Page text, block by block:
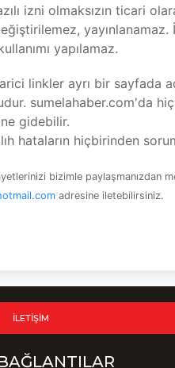
izni olmaksızın ticari
yapılamaz.
linkler ayrı bir sayfada
sumelahaber.com'da
gidebilir.
hataların hiçbirinden
bizimle paylaşmanızdan
adresine iletebilirsiniz.
İLETIŞIM